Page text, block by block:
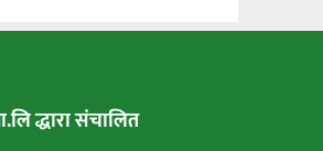
द्धारा संचालित